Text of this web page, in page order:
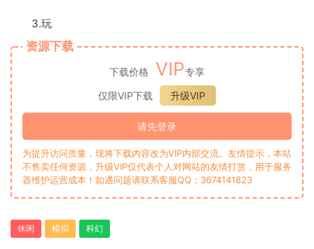
3.玩
资源下载
下载价格 VIP专享
仅限VIP下载
升级VIP
请先登录
为提升访问质量，现将下载内容改为VIP内部交流。友情提示，本站
不售卖任何资源，升级VIP仅代表个人对网站的友情打赏，用于服务
器维护运营成本！如遇问题请联系客服QQ：3674141823
休闲 模拟 科幻